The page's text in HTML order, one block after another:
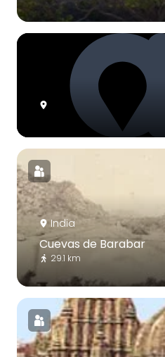
India
Cuevas de Barabar
29.1 km